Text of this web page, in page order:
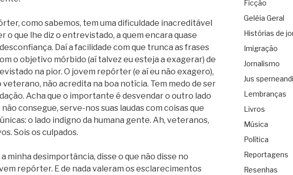
como sabemos, tem uma dificuldade inacreditável
o que lhe diz o entrevistado, a quem encara quase
Daí a facilidade com que trunca as frases
o objetivo mórbido (aí talvez eu esteja a exagerar) de
na pior. O jovem repórter (e aí eu não exagero),
veterano, não acredita na boa notícia. Tem medo de ser
Acha que o importante é desvendar o outro lado
não consegue, serve-nos suas laudas com coisas que
o lado indigno da humana gente. Ah, veteranos,
Sois os culpados.
a minha desimportância, disse o que não disse no
repórter. E de nada valeram os esclarecimentos
Ficção
Geléia Geral
Histórias de
Imigração
Jornalismo
Jus sperneandi
Lembranças
Livros
Música
Política
Reportagens
Resenhas